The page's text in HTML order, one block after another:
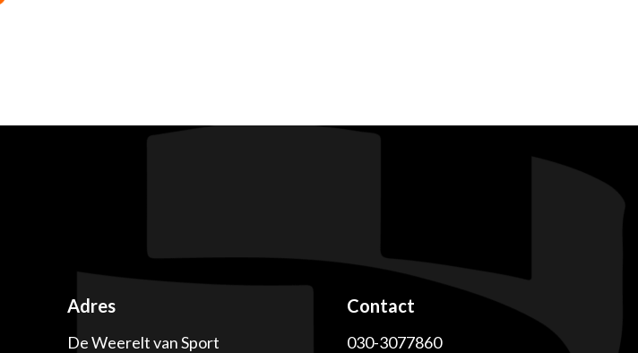
Adres
De Weerelt van Sport
Contact
030-3077860